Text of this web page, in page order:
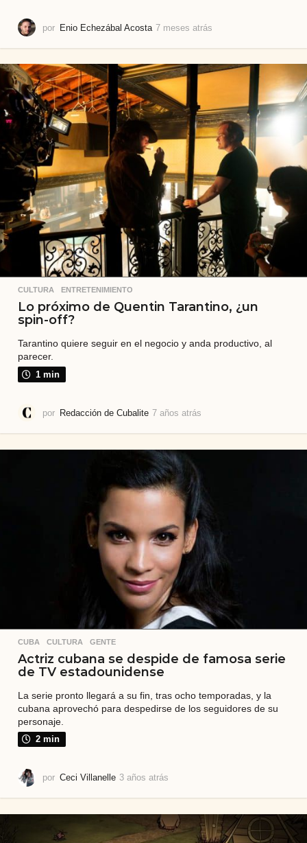
por Enio Echezábal Acosta 7 meses atrás
s
t
r
á
CULTURA ,ENTRETENIMIENTO
Lo próximo de Quentin Tarantino, ¿un
spin-off?
Tarantino quiere seguir en el negocio y anda productivo, al
parecer.
1 min
por Redacción de Cubalite 7 años atrás
o
r
á
CUBA ,CULTURA ,GENTE
Actriz cubana se despide de famosa serie
de TV estadounidense
La serie pronto llegará a su fin, tras ocho temporadas, y la
cubana aprovechó para despedirse de los seguidores de su
personaje.
2 min
por Ceci Villanelle 3 años atrás
o
s